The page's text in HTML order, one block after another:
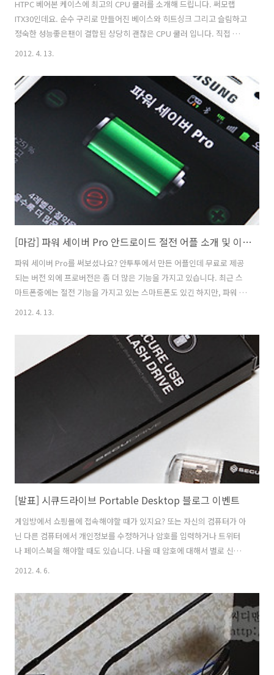
HTPC 베어본 케이스에 최고의 CPU 쿨러를 소개해 드립니다. 써모랩
ITX30인데요. 순수 구리로 만들어진 베이스와 히트싱크 그리고 슬림하고
정숙한 성능좋은팬이 결합된 상당히 괜찮은 CPU 쿨러 입니다. 직접 사용
을 해 봤는데요. 소음계로 직접 측정해봐도 소음도 낮고 상당히 물건이네
인 가능 합니다. 써모랩 ITX30 HTPC 베어본 초슬림쿨러 구리 쿨러 이 멋
진 쿨러를 3대를 이벤트를 진행 합니다. HTPC 베어본을 구성하는 분들
이나 또는 슬림 케이스를 쓰는 분들은 많은 응모 바랍니다. --------------
------------------------------------- 품목 : 써모랩 ITX30 (3만 5천원상당)
3..
2012. 4. 13.
[마감] 파워 세이버 Pro 안드로이드 절전 어플 소개 및 이벤트
파워 세이버 Pro를 써보셨나요? 안투투에서 만든 어플인데 무료로 제공
되는 버전 외에 프로버전은 좀 더 많은 기능을 가지고 있습니다. 최근 스
마트폰중에는 절전 기능을 가지고 있는 스마트폰도 있긴 하지만, 파워 세
차단해서 배터리를 늘린다던가 코어클럭을 최대한 낮춰서 배터리를 아
낀다거나 하는것이죠. 배터리의 잔량을 숫자로 표기도 가능 합니다. 파워
세이버 Pro는 Play 스토어 (마켓)에서 유료로 구매가 가능 합니다. 파워
세이버 Pro를 마켓에서 다운로드 후 설치한 모습 입니다. 마켓에서 "파
워 세이버 Pro" 또는 "파워 세이버" 로 검색하시면 됩니다. 파워 세이
2012. 4. 13.
[발표] 시큐드라이브 Portable Desktop 블로그 이벤트
게임방에서 쇼핑몰에 접속해야할 때가 있지요? 또는 자신의 컴퓨터가 아
닌 다른 컴퓨터에서 개인정보를 수정하거나 암호를 입력하거나 트위터
나 페이스북을 해야할 때도 있습니다. 나올 때 암호에 대해서 별로 신경
안쓰실지도 모르겠는데요. 게임방의 암호등을 추적해서 개인정보를 빼
지만, 아주 완벽하진 않습니다. 시큐드라이브 포터블 데스크탑은 다른 사
람 컴퓨터에서 개인정보와 연관된 작업을 하더라도 PC에는 흔적을 남기
지 않게 해줍니다. 쉽게 말하면 이 USB를 꽂고 암호 입력을 하면, 지금
보고 있는 윈도우 화면 위에 다시 새로운 데스크탑이 열리게 되고 그 안
에서 하는 일들은 모두 보안이 된다는 뜻 입니다. 그 포토블 데스크탑 안
에서 트위터로 친구들과..
2012. 4. 6.